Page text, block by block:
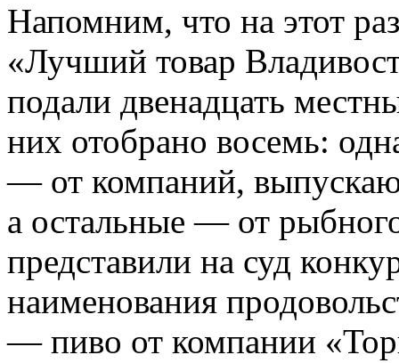
Напомним, что на этот
«Лучший товар
подали двенадцать
них отобрано восемь:
— от компаний,
а остальные — от
представили на суд
наименования
— пиво от компании